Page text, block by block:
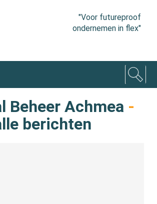
"Voor futureproof
ondernemen in flex"
Beheer Achmea -
berichten